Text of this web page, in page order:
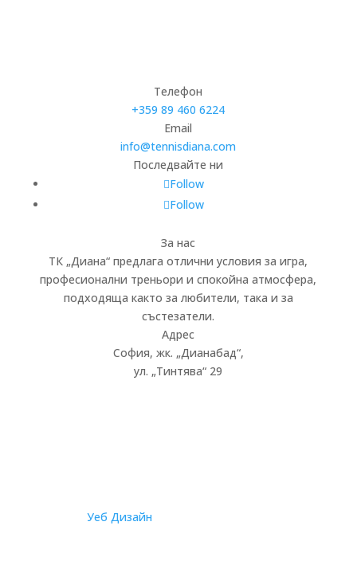
Телефон
+359 89 460 6224­
Email
info@tennisdiana.com
Последвайте ни
Follow
Follow
За нас
ТК „Диана“ предлага отлични условия за игра,
професионални треньори и спокойна атмосфера,
подходяща както за любители, така и за
състезатели.
Адрес
София, жк. „Дианабад“,
ул. „Тинтява“ 29
© 2026Уеб Дизайн